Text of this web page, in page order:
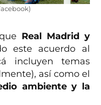
Real Madrid y
este acuerdo al
incluyen temas
así como el
ambiente y la